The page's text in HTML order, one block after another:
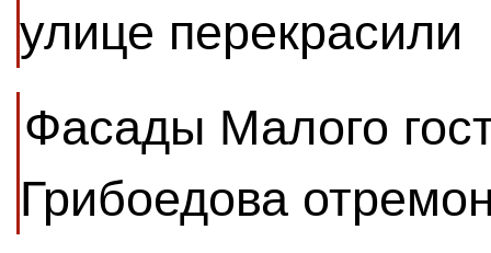
улице перекрасили
Фасады Малого
Грибоедова